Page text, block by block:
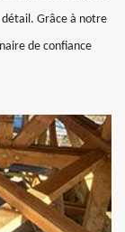
Grâce à notre
de confiance